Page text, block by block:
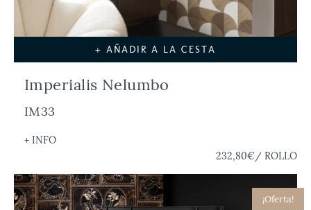
+ AÑADIR A LA CESTA
Imperialis Nelumbo
IM33
+ INFO
232,80€/ ROLLO
¡Oferta!